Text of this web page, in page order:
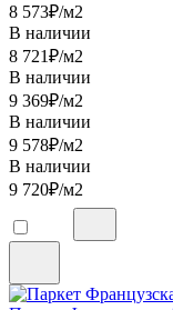
8 573₽/м2
В наличии
8 721₽/м2
В наличии
9 369₽/м2
В наличии
9 578₽/м2
В наличии
9 720₽/м2